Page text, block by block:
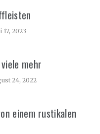
17, 2023
mehr
24, 2022
einem rustikalen